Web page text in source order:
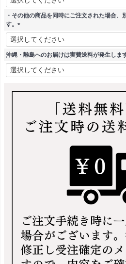
必
須
)
・その他の商品を同時にご注文された場合、
す。
(
必
須
沖縄・離島へのお届けは実費送料が発生しま